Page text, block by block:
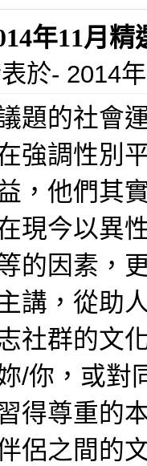
年11月
於- 2014
題的社會
強調性別
，他們其
現今以異
的因素，
講，從助
社群的文
/你，或對
得尊重的
侶之間的